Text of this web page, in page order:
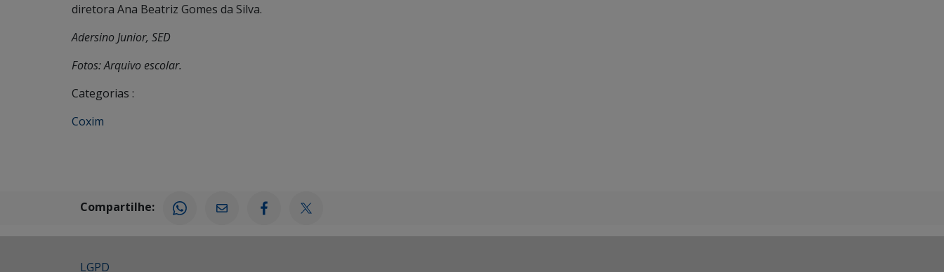
diretora Ana Beatriz Gomes da Silva.
Adersino Junior, SED
Fotos: Arquivo escolar.
Categorias :
Coxim
Compartilhe:
LGPD